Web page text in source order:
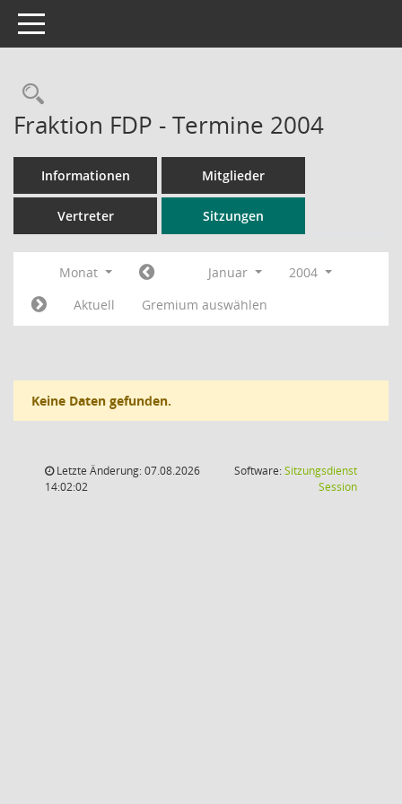
Toggle navigation
Rechercheauswahl
Fraktion FDP - Termine 2004
Informationen Mitglieder
Vertreter Sitzungen
Monat Januar
2004
Aktuell
Gremium auswählen
Keine Daten gefunden.
Letzte Änderung: 07.08.2026
14:02:02
Software:Sitzungsdienst
Session(Wird in